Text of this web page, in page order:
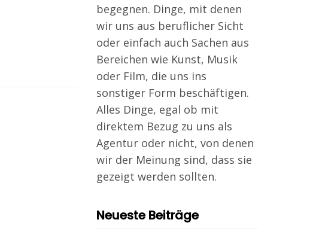
begegnen. Dinge, mit denen
wir uns aus beruflicher Sicht
oder einfach auch Sachen aus
Bereichen wie Kunst, Musik
oder Film, die uns ins
sonstiger Form beschäftigen.
Alles Dinge, egal ob mit
direktem Bezug zu uns als
Agentur oder nicht, von denen
wir der Meinung sind, dass sie
gezeigt werden sollten.
Neueste Beiträge